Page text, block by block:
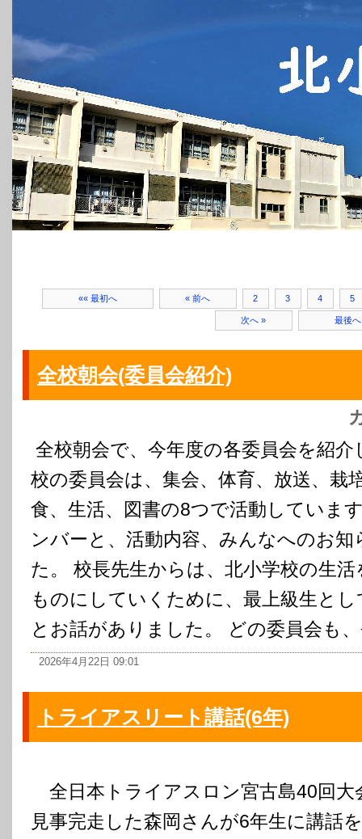
«« 最初へ « 前へ 2 3 4 5
次へ » 最後
全校朝会(委員会紹介)
全校朝会で、今年度の各委員会を紹介
校の委員会は、集会、体育、放送、栽
食、生活、図書の8つで活動していま
ンバーと、活動内容、みんなへのお
た。 校長先生からは、北小学校の生
ものにしていくために、最上級生と
とお話がありました。 どの委員会も
2026年4月22日 09:01
トライアスリート講話(6年)
全日本トライアスロン宮古島40回大
見事完走した森岡さんが6年生に講話